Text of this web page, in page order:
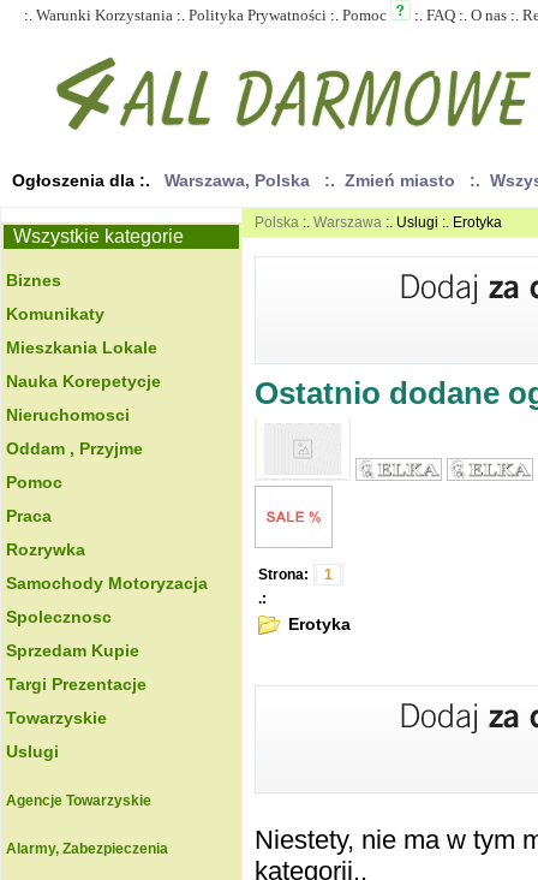
:. Warunki Korzystania :. Polityka Prywatności :. Pomoc :. FAQ :. O nas :.
Ogłoszenia dla :. Warszawa, Polska :. Zmień miasto :.
Wszystkie kategorie
Biznes
Komunikaty
Mieszkania Lokale
Nauka Korepetycje
Nieruchomosci
Oddam , Przyjme
Pomoc
Praca
Rozrywka
Samochody Motoryzacja
Spolecznosc
Sprzedam Kupie
Targi Prezentacje
Towarzyskie
Uslugi
Agencje Towarzyskie
Alarmy, Zabezpieczenia
Polska :. Warszawa :. Uslugi :. Erotyka
Ostatnio dodane
Strona:
1
.:
Erotyka
Niestety, nie ma w tym
kategorii..